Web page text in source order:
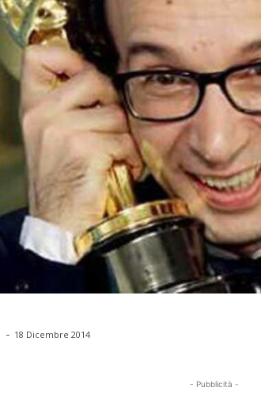
- 18 Dicembre 2014
- Pubblicità -